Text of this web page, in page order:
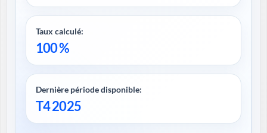
Taux calculé:
100 %
Dernière période disponible:
T4 2025